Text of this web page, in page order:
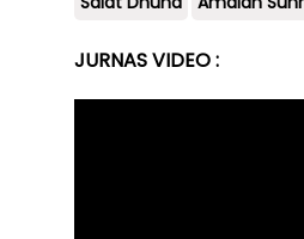
JURNAS VIDEO :